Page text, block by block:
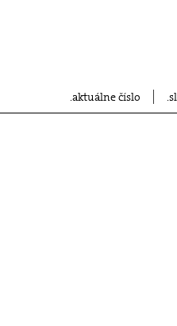
aktuálne číslo